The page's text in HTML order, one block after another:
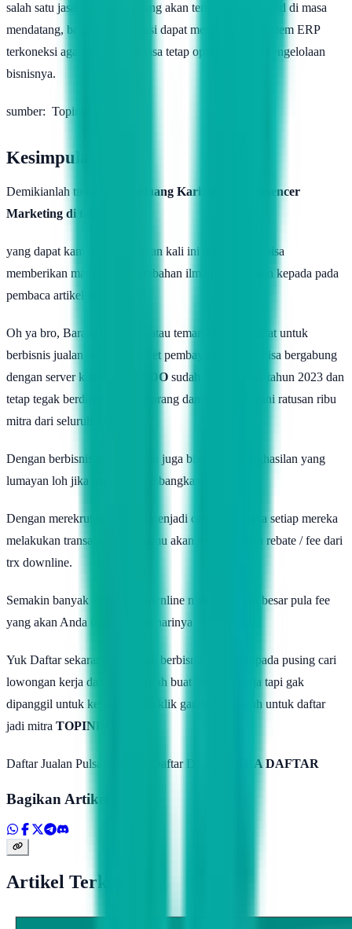
salah satu jasa profesional yang akan terus menjadi trend di masa
mendatang, bagi suatu instansi dapat menggunakan sistem ERP
terkoneksi agar perusahaan jasa tetap optimal dalam pengelolaan
bisnisnya.
sumber: Topindopulsa
Kesimpulan
Demikianlah tulisan soal
peluang Karir untuk Influencer
Marketing di tahun 2023
yang dapat kami persembahkan kali ini dan semoga bisa
memberikan manfaat dan tambahan ilmu pengetahuan kepada pada
pembaca artikel ini.
Oh ya bro, Barangkali Anda atau teman anda berminat untuk
berbisnis jualan pulsa dan loket pembayaran online bisa bergabung
dengan server kami,
TOPINDO sudah berdiri sejak tahun 2023 dan
tetap tegak berdiri hingga sekarang dan telah melayani ratusan ribu
mitra dari seluruh Indonesia.
Dengan berbisnis pulsa, Kamu juga bisa dapat penghasilan yang
lumayan loh jika mau mengembangkannya.
Dengan merekrut orang lain menjadi downline maka setiap mereka
melakukan transaksi maka kamu akan mendapatkan rebate / fee dari
trx downline.
Semakin banyak transaksi downline maka semakin besar pula fee
yang akan Anda terima setiap harinya
Yuk Daftar sekarang aja untuk berbisnis pulsa daripada pusing cari
lowongan kerja dan sudah susah buat lamaran kerja tapi gak
dipanggil untuk kerja. Silakan klik gambar dibawah untuk daftar
jadi mitra TOPINDO
Daftar Jualan Pulsa Silahkan Daftar Disini : CARA DAFTAR
Bagikan Artikel
Artikel Terkait